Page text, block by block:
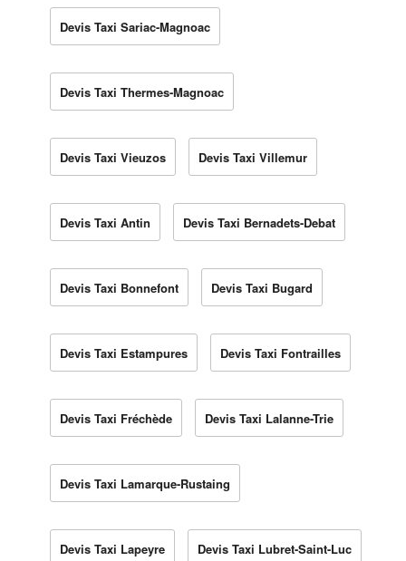
Devis Taxi Sariac-Magnoac
Devis Taxi Thermes-Magnoac
Devis Taxi Vieuzos Devis Taxi Villemur
Devis Taxi Antin Devis Taxi Bernadets-Debat
Devis Taxi Bonnefont Devis Taxi Bugard
Devis Taxi Estampures Devis Taxi Fontrailles
Devis Taxi Fréchède Devis Taxi Lalanne-Trie
Devis Taxi Lamarque-Rustaing
Devis Taxi Lapeyre Devis Taxi Lubret-Saint-Luc